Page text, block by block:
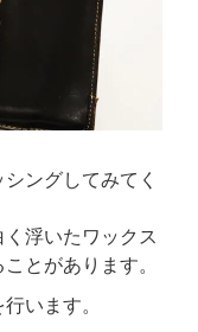
ングしてみてく
浮いたワックス
とがあります。
います。